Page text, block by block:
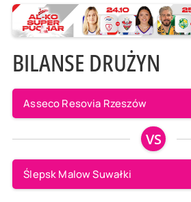
BILANSE DRUŻYN
Asseco Resovia Rzeszów
VS
Ślepsk Malow Suwałki